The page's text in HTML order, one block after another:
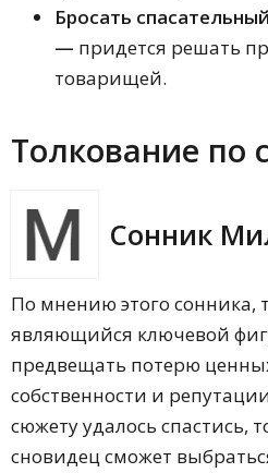
Бросать
— придется решать
товарищей.
Толкование по
Сонник
По мнению этого сонника,
являющийся ключевой
предвещать потерю
собственности и
сюжету удалось спастись,
сновидец сможет